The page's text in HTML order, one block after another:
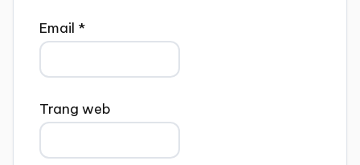
Email *
Trang web